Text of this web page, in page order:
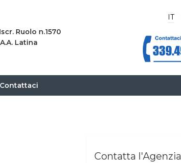
Ruolo n.1570
Latina
IT
Contattaci
Contatta l'Agenzia